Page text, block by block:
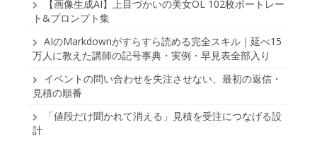
【画像生成AI】上目づかいの美女OL 102枚ポートレー
ト&プロンプト集
AIのMarkdownがすらすら読める完全スキル｜延べ15
万人に教えた講師の記号事典・実例・早見表全部入り
イベントの問い合わせを失注させない、最初の返信・
見積の順番
「値段だけ聞かれて消える」見積を受注につなげる設
計